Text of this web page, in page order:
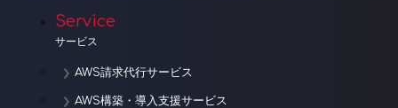
ョ Service
サービス
AWS請求代行サービス
AWS構築・導入支援サービス